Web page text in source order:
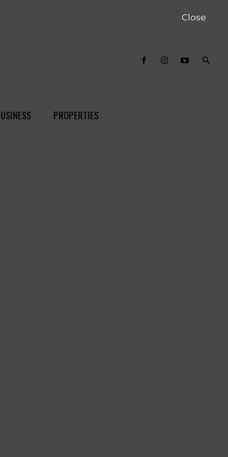
PROPERTIES
Close